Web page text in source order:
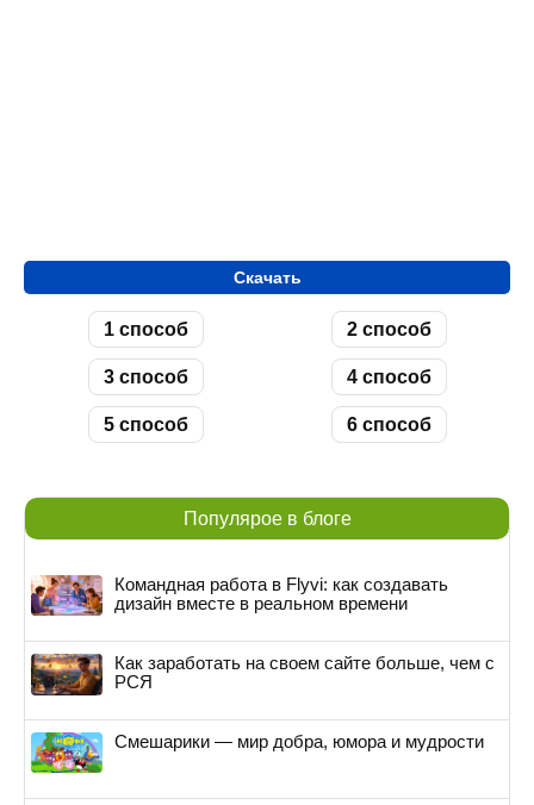
Скачать
1 способ 2 способ
3 способ 4 способ
5 способ 6 способ
Популярое в блоге
Командная работа в Flyvi: как создавать
дизайн вместе в реальном времени
Как заработать на своем сайте больше, чем с
РСЯ
Смешарики — мир добра, юмора и мудрости